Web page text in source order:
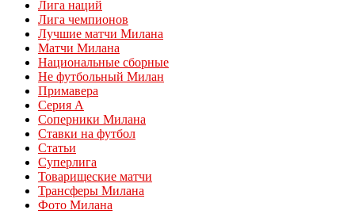
Лига наций
Лига чемпионов
Лучшие матчи Милана
Матчи Милана
Национальные сборные
Не футбольный Милан
Примавера
Серия А
Соперники Милана
Ставки на футбол
Статьи
Суперлига
Товарищеские матчи
Трансферы Милана
Фото Милана